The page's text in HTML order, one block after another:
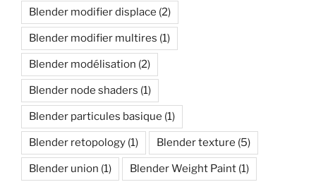
Blender modifier displace (2)
Blender modifier multires (1)
Blender modélisation (2)
Blender node shaders (1)
Blender particules basique (1)
Blender retopology (1) Blender texture (5)
Blender union (1) Blender Weight Paint (1)